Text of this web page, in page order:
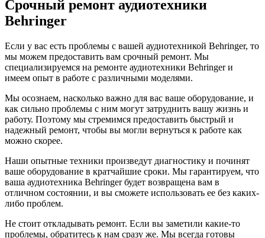
Срочный ремонт аудиотехники
Behringer
Если у вас есть проблемы с вашей аудиотехникой Behringer, то
мы можем предоставить вам срочный ремонт. Мы
специализируемся на ремонте аудиотехники Behringer и
имеем опыт в работе с различными моделями.
Мы осознаем, насколько важно для вас ваше оборудование, и
как сильно проблемы с ним могут затруднить вашу жизнь и
работу. Поэтому мы стремимся предоставить быстрый и
надежный ремонт, чтобы вы могли вернуться к работе как
можно скорее.
Наши опытные техники произведут диагностику и починят
ваше оборудование в кратчайшие сроки. Мы гарантируем, что
ваша аудиотехника Behringer будет возвращена вам в
отличном состоянии, и вы сможете использовать ее без каких-
либо проблем.
Не стоит откладывать ремонт. Если вы заметили какие-то
проблемы, обратитесь к нам сразу же. Мы всегда готовы